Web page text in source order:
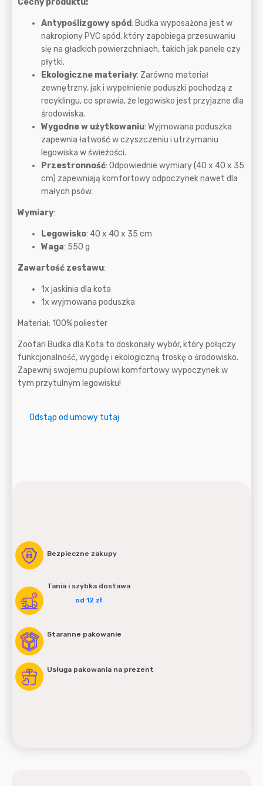
Antypoślizgowy spód: Budka wyposażona jest w
nakropiony PVC spód, który zapobiega przesuwaniu
się na gładkich powierzchniach, takich jak panele czy
płytki.
Ekologiczne materiały: Zarówno materiał
zewnętrzny, jak i wypełnienie poduszki pochodzą z
recyklingu, co sprawia, że legowisko jest przyjazne dla
środowiska.
Wygodne w użytkowaniu: Wyjmowana poduszka
zapewnia łatwość w czyszczeniu i utrzymaniu
legowiska w świeżości.
Przestronność: Odpowiednie wymiary (40 x 40 x 35
cm) zapewniają komfortowy odpoczynek nawet dla
małych psów.
Wymiary:
Legowisko: 40 x 40 x 35 cm
Waga: 550 g
Zawartość zestawu:
1x jaskinia dla kota
1x wyjmowana poduszka
Materiał: 100% poliester
Zoofari Budka dla Kota to doskonały wybór, który połączy
funkcjonalność, wygodę i ekologiczną troskę o środowisko.
Zapewnij swojemu pupilowi komfortowy wypoczynek w
tym przytulnym legowisku!
Odstąp od umowy tutaj
Bezpieczne zakupy
Tania i szybka dostawa
od 12 zł
Staranne pakowanie
Usługa pakowania na prezent